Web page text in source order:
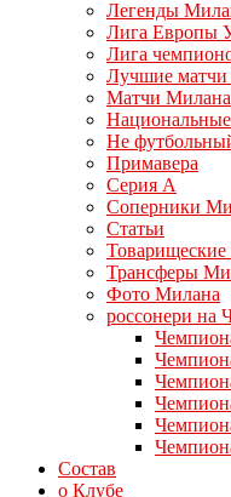
Легенды
Лига Европы
Лига
Лучшие
Матчи Милана
Не
Примавера
Серия А
Соперники
Статьи
Товарищеские
Трансферы
Фото Милана
россонери на
Состав
о Клубе